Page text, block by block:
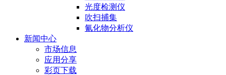
光度检测仪
吹扫捕集
氰化物分析仪
新闻中心
市场信息
应用分享
彩页下载